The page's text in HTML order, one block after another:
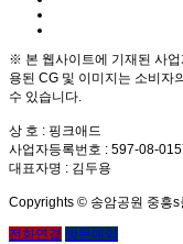
※ 본 웹사이트에 기재된 사업
용된 CG 및 이미지는 소비자
수 있습니다.
상 호 : 핑크애드
사업자등록번호 : 597-08-
대표자명 : 김두용
Copyrights © 송암공원 중흥
전화연결 방문예약